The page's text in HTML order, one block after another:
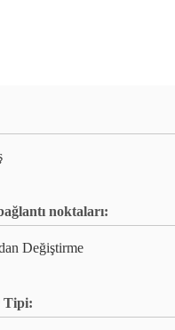
noktaları:
Değiştirme
Tipi: